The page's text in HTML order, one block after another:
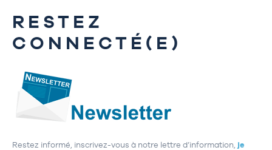
RESTEZ
CONNECTÉ(E)
Restez informé, inscrivez-vous à notre lettre d’information, je